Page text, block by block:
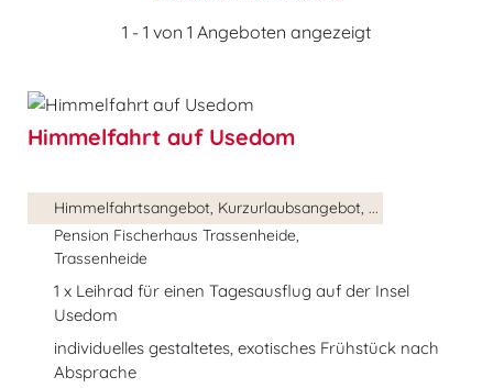
1 - 1 von 1 Angeboten angezeigt
Himmelfahrt auf Usedom
Himmelfahrtsangebot, Kurzurlaubsangebot, ...
Pension Fischerhaus Trassenheide,
Trassenheide
1 x Leihrad für einen Tagesausflug auf der Insel
Usedom
individuelles gestaltetes, exotisches Frühstück nach
Absprache